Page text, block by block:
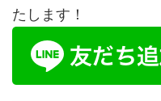
たします！